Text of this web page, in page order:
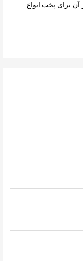
آن برای پخت انواع